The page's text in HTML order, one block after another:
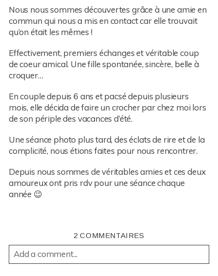
Nous nous sommes découvertes grâce à une amie en
commun qui nous a mis en contact car elle trouvait
qu’on était les mêmes !
Effectivement, premiers échanges et véritable coup
de coeur amical. Une fille spontanée, sincère, belle à
croquer…
En couple depuis 6 ans et pacsé depuis plusieurs
mois, elle décida de faire un crocher par chez moi lors
de son périple des vacances d’été.
Une séance photo plus tard, des éclats de rire et de la
complicité, nous étions faites pour nous rencontrer.
Depuis nous sommes de véritables amies et ces deux
amoureux ont pris rdv pour une séance chaque
année 😉
2 COMMENTAIRES
Add a comment...